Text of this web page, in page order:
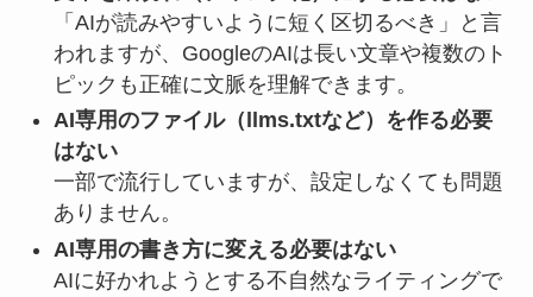
「AIが読みやすいように短く区切るべき」と言
われますが、GoogleのAIは長い文章や複数のト
ピックも正確に文脈を理解できます。
AI専用のファイル（llms.txtなど）を作る必要
はない
一部で流行していますが、設定しなくても問題
ありません。
AI専用の書き方に変える必要はない
AIに好かれようとする不自然なライティングで